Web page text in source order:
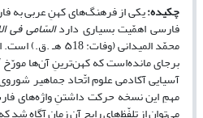
چکیده:یکی از فرهنگ‌های کهنِ عربی به
فارسی اهمّیت بسیاری داردالسّامی فی
محمّد المیدانی
آسیایی آکادمی علوم اتّحاد جماهیر
مهمِ این نسخه حرکت داشتنِ واژه‌های